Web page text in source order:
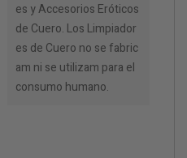
es y Accesorios Eróticos
de Cuero. Los Limpiador
es de Cuero no se fabric
am ni se utilizam para el
consumo humano.